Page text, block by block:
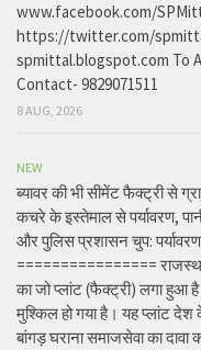
www.facebook.com/
https://twitter.com/
spmittal.blogspot.com To
Contact- 9829071511
8 AUG, 2026
NEW
ब्यावर की भी सीमेंट फैक्ट्री से
कचरे के इस्तेमाल से पर्यावरण,
और पुलिस प्रशासन चुप:
================
का जो प्लांट (फैक्ट्री) लगा हुआ
मुश्किल हो गया है। यह प्लांट देश
बांगड़ घराना समाजसेवा का दावा